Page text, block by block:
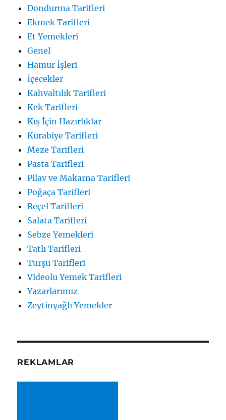
Dondurma Tarifleri
Ekmek Tarifleri
Et Yemekleri
Genel
Hamur İşleri
İçecekler
Kahvaltılık Tarifleri
Kek Tarifleri
Kış İçin Hazırlıklar
Kurabiye Tarifleri
Meze Tarifleri
Pasta Tarifleri
Pilav ve Makarna Tarifleri
Poğaça Tarifleri
Reçel Tarifleri
Salata Tarifleri
Sebze Yemekleri
Tatlı Tarifleri
Turşu Tarifleri
Videolu Yemek Tarifleri
Yazarlarımız
Zeytinyağlı Yemekler
REKLAMLAR